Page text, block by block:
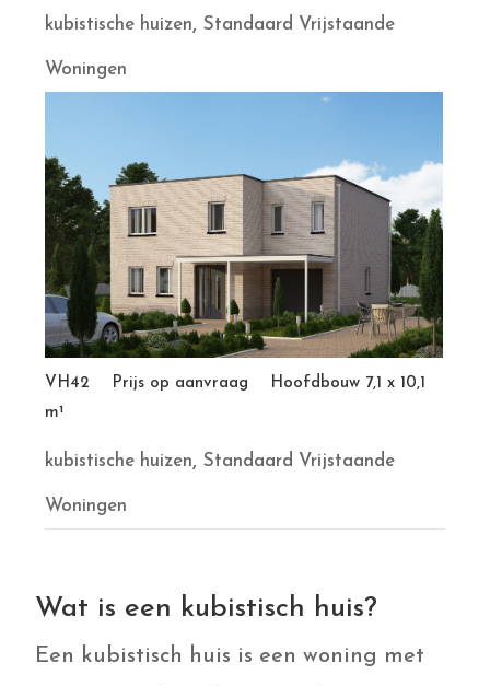
kubistische huizen, Standaard Vrijstaande
Woningen
VH42 Prijs op aanvraag Hoofdbouw 7,1 x 10,1
m¹
kubistische huizen, Standaard Vrijstaande
Woningen
Wat is een kubistisch huis?
Een kubistisch huis is een woning met